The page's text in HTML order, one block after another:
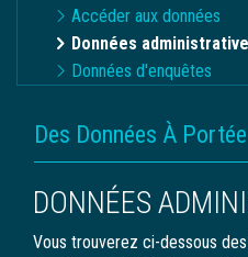
Accéder aux données
Données
Données d'enquêtes
FIL
D'ARIANE
Des Données À
DONNÉES
Vous trouverez ci-dessous